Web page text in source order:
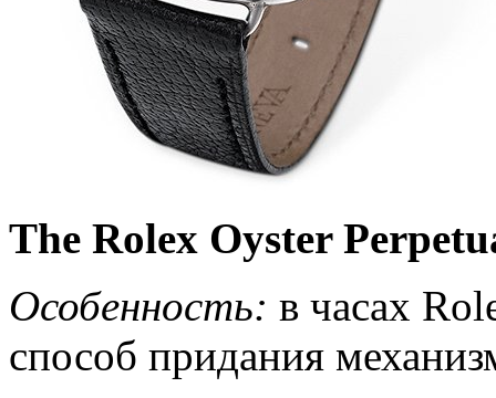
The Rolex Oyster
Особенность: в часах
способ придания